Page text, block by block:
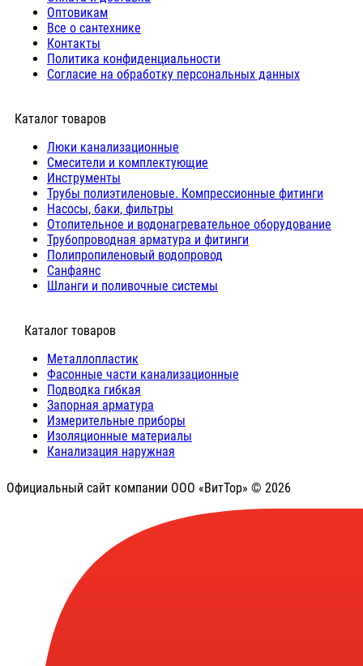
Оптовикам
Все о сантехнике
Контакты
Политика конфиденциальности
Согласие на обработку персональных данных
Каталог товаров
Люки канализационные
Cмесители и комплектующие
Инструменты
Трубы полиэтиленовые. Компрессионные фитинги
Насосы, баки, фильтры
Отопительное и водонагревательное оборудование
Трубопроводная арматура и фитинги
Полипропиленовый водопровод
Санфаянс
Шланги и поливочные системы
⠀Каталог товаров
Металлопластик
Фасонные части канализационные
Подводка гибкая
Запорная арматура
Измерительные приборы
Изоляционные материалы
Канализация наружная
Официальный сайт компании ООО «ВитТор» © 2026